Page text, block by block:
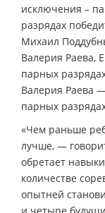
исключения –
разрядах
Михаил
Валерия Раева,
парных
Валерия Раева
парных
«Чем раньше
лучше, —
обретает
количестве
опытней
и четыре